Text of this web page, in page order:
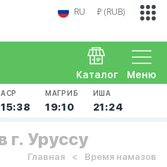
RU ₽ (RUB)
Меню
Каталог
АСР
15:38
МАГРИБ
19:10
ИША
21:24
г. Уруссу
Главная Время намазов